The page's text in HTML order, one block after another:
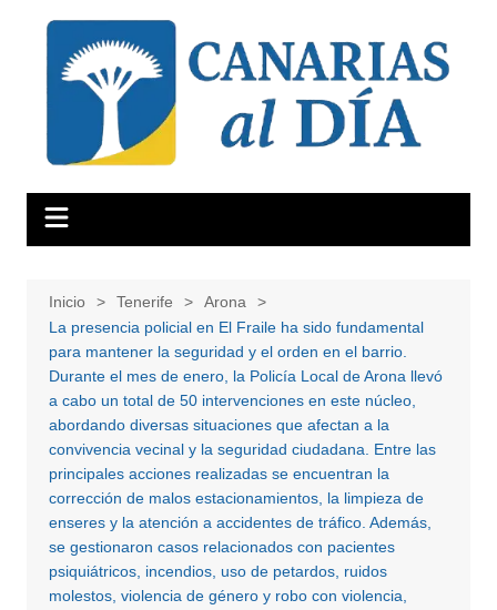
contenido
Inicio Tenerife
Arona
La presencia policial en El Fraile ha sido fundamental
para mantener la seguridad y el orden en el barrio.
Durante el mes de enero, la Policía Local de Arona llevó
a cabo un total de 50 intervenciones en este núcleo,
abordando diversas situaciones que afectan a la
convivencia vecinal y la seguridad ciudadana. Entre las
principales acciones realizadas se encuentran la
corrección de malos estacionamientos, la limpieza de
enseres y la atención a accidentes de tráfico. Además,
se gestionaron casos relacionados con pacientes
psiquiátricos, incendios, uso de petardos, ruidos
molestos, violencia de género y robo con violencia,